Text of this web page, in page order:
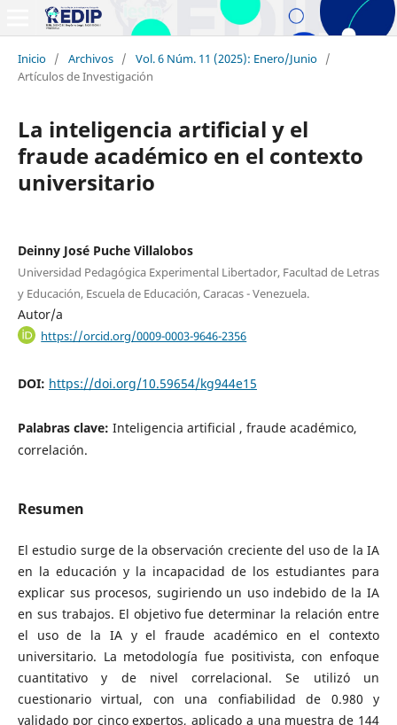
Inicio / Archivos / Vol. 6 Núm. 11 (2025): Enero/Junio /
Artículos de Investigación
La inteligencia artificial y el
fraude académico en el contexto
universitario
Deinny José Puche Villalobos
Universidad Pedagógica Experimental Libertador, Facultad de Letras
y Educación, Escuela de Educación, Caracas - Venezuela.
Autor/a
https://orcid.org/0009-0003-9646-2356
DOI: https://doi.org/10.59654/kg944e15
Palabras clave: Inteligencia artificial , fraude académico,
correlación.
Resumen
El estudio surge de la observación creciente del uso de la IA
en la educación y la incapacidad de los estudiantes para
explicar sus procesos, sugiriendo un uso indebido de la IA
en sus trabajos. El objetivo fue determinar la relación entre
el uso de la IA y el fraude académico en el contexto
universitario. La metodología fue positivista, con enfoque
cuantitativo y de nivel correlacional. Se utilizó un
cuestionario virtual, con una confiabilidad de 0.980 y
validado por cinco expertos, aplicado a una muestra de 144